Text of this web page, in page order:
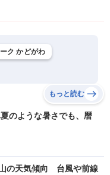
ク かどがわ
もっと読む
のような暑さでも、暦
の天気傾向 台風や前線